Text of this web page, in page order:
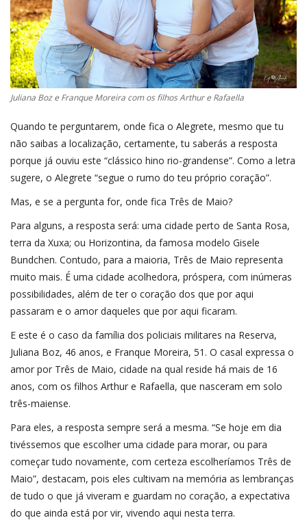
Juliana Boz e Franque Moreira com os filhos Arthur e Rafaella
Quando te perguntarem, onde fica o Alegrete, mesmo que tu
não saibas a localização, certamente, tu saberás a resposta
porque já ouviu este “clássico hino rio-grandense”. Como a letra
sugere, o Alegrete “segue o rumo do teu próprio coração”.
Mas, e se a pergunta for, onde fica Três de Maio?
Para alguns, a resposta será: uma cidade perto de Santa Rosa,
terra da Xuxa; ou Horizontina, da famosa modelo Gisele
Bundchen. Contudo, para a maioria, Três de Maio representa
muito mais. É uma cidade acolhedora, próspera, com inúmeras
possibilidades, além de ter o coração dos que por aqui
passaram e o amor daqueles que por aqui ficaram.
E este é o caso da família dos policiais militares na Reserva,
Juliana Boz, 46 anos, e Franque Moreira, 51. O casal expressa o
amor por Três de Maio, cidade na qual reside há mais de 16
anos, com os filhos Arthur e Rafaella, que nasceram em solo
três-maiense.
Para eles, a resposta sempre será a mesma. “Se hoje em dia
tivéssemos que escolher uma cidade para morar, ou para
começar tudo novamente, com certeza escolheríamos Três de
Maio”, destacam, pois eles cultivam na memória as lembranças
de tudo o que já viveram e guardam no coração, a expectativa
do que ainda está por vir, vivendo aqui nesta terra.